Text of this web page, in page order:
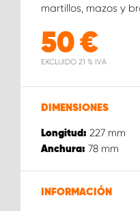
martillos, mazos y
50€
EXCLUIDO 21 % IVA
DIMENSIONES
Longitud: 227 mm
Anchura: 78 mm
INFORMACIÓN